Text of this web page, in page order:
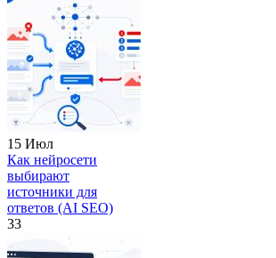
15 Июл
Как нейросети
выбирают
источники для
ответов (AI SEO)
33